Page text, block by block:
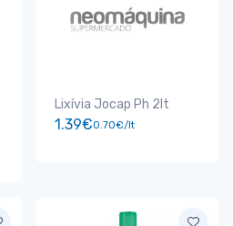
Lixívia Jocap Ph 2lt
1.39€0.70€/lt